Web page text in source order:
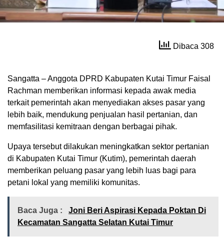
Dibaca 308
Sangatta – Anggota DPRD Kabupaten Kutai Timur Faisal
Rachman memberikan informasi kepada awak media
terkait pemerintah akan menyediakan akses pasar yang
lebih baik, mendukung penjualan hasil pertanian, dan
memfasilitasi kemitraan dengan berbagai pihak.
Upaya tersebut dilakukan meningkatkan sektor pertanian
di Kabupaten Kutai Timur (Kutim), pemerintah daerah
memberikan peluang pasar yang lebih luas bagi para
petani lokal yang memiliki komunitas.
Baca Juga :
Joni Beri Aspirasi Kepada Poktan Di
Kecamatan Sangatta Selatan Kutai Timur